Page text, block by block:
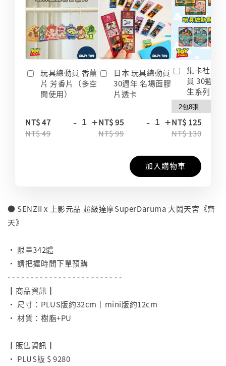
玩具總動員 香薰
片 芳香片（多空
間使用）
NT$ 47
NT$ 49
- +
日本 玩具總動員
30週年 名場面膠
片透卡
NT$ 95
NT$ 99
- +
集卡社 玩
員 30週年
生系列 收
NT$ 125
NT$ 130
加入購物車
● SENZII x 上影元品 超級達摩SuperDaruma 大鬧天宮《齊
天》
• 限量342體
• 請把握時間下單預購
- - - - - - - - - - - - - - - - - - - - - - - - -
┃商品資訊┃
• 尺寸：PLUS版約32cm｜mini版約12cm
• 材質：樹脂+PU
┃販售資訊┃
• PLUS版 $ 9280